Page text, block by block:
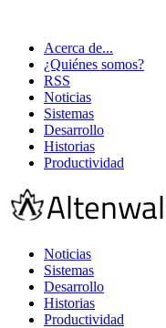
Acerca de...
¿Quiénes somos?
RSS
Noticias
Sistemas
Desarrollo
Historias
Productividad
Noticias
Sistemas
Desarrollo
Historias
Productividad